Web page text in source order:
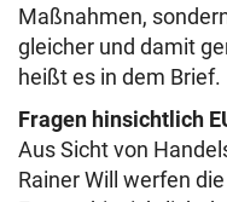
Maßnahmen,
gleicher und damit
heißt es in dem Brief.
Fragen hinsichtlich
Aus Sicht von
Rainer Will werfen